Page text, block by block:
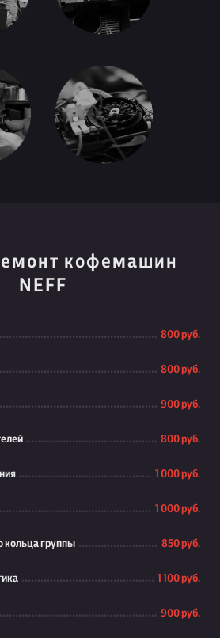
кофемашин
NEFF
800 руб.
800 руб.
900 руб.
800 руб.
1 000 руб.
1 000 руб.
кольца группы 850 руб.
1 100 руб.
900 руб.